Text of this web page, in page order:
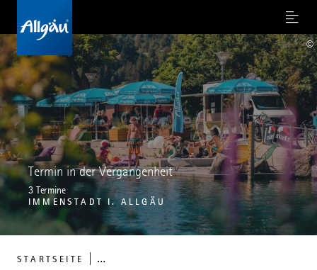
Menu
STARTSEITE ...
Termin in der Vergangenheit
3 Termine
IMMENSTADT I. ALLGÄU
©